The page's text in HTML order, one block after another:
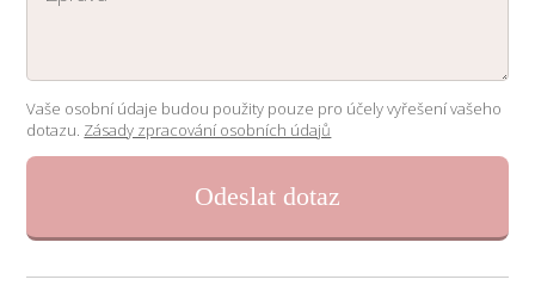
Vaše osobní údaje budou použity pouze pro účely vyřešení vašeho
dotazu. Zásady zpracování osobních údajů
Odeslat dotaz